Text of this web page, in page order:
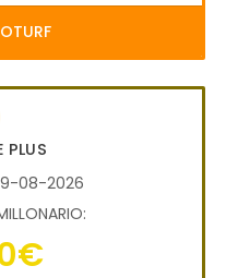
PLUS
08-2026